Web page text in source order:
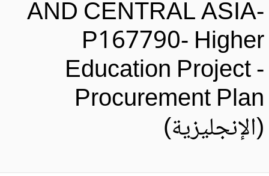
AND CENTRAL
P167790-
Education Project
Procurement